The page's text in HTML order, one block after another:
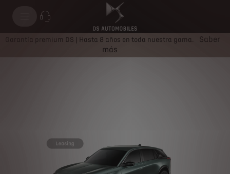
Garantía premium DS | Hasta 8 años en toda nuestra gama.
Saber
más
Nº7